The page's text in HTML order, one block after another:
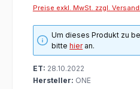
Preise exkl. MwSt. zzgl.
Um dieses Produkt zu
bittehieran.
ET: 28.10.2022
Hersteller: ONE